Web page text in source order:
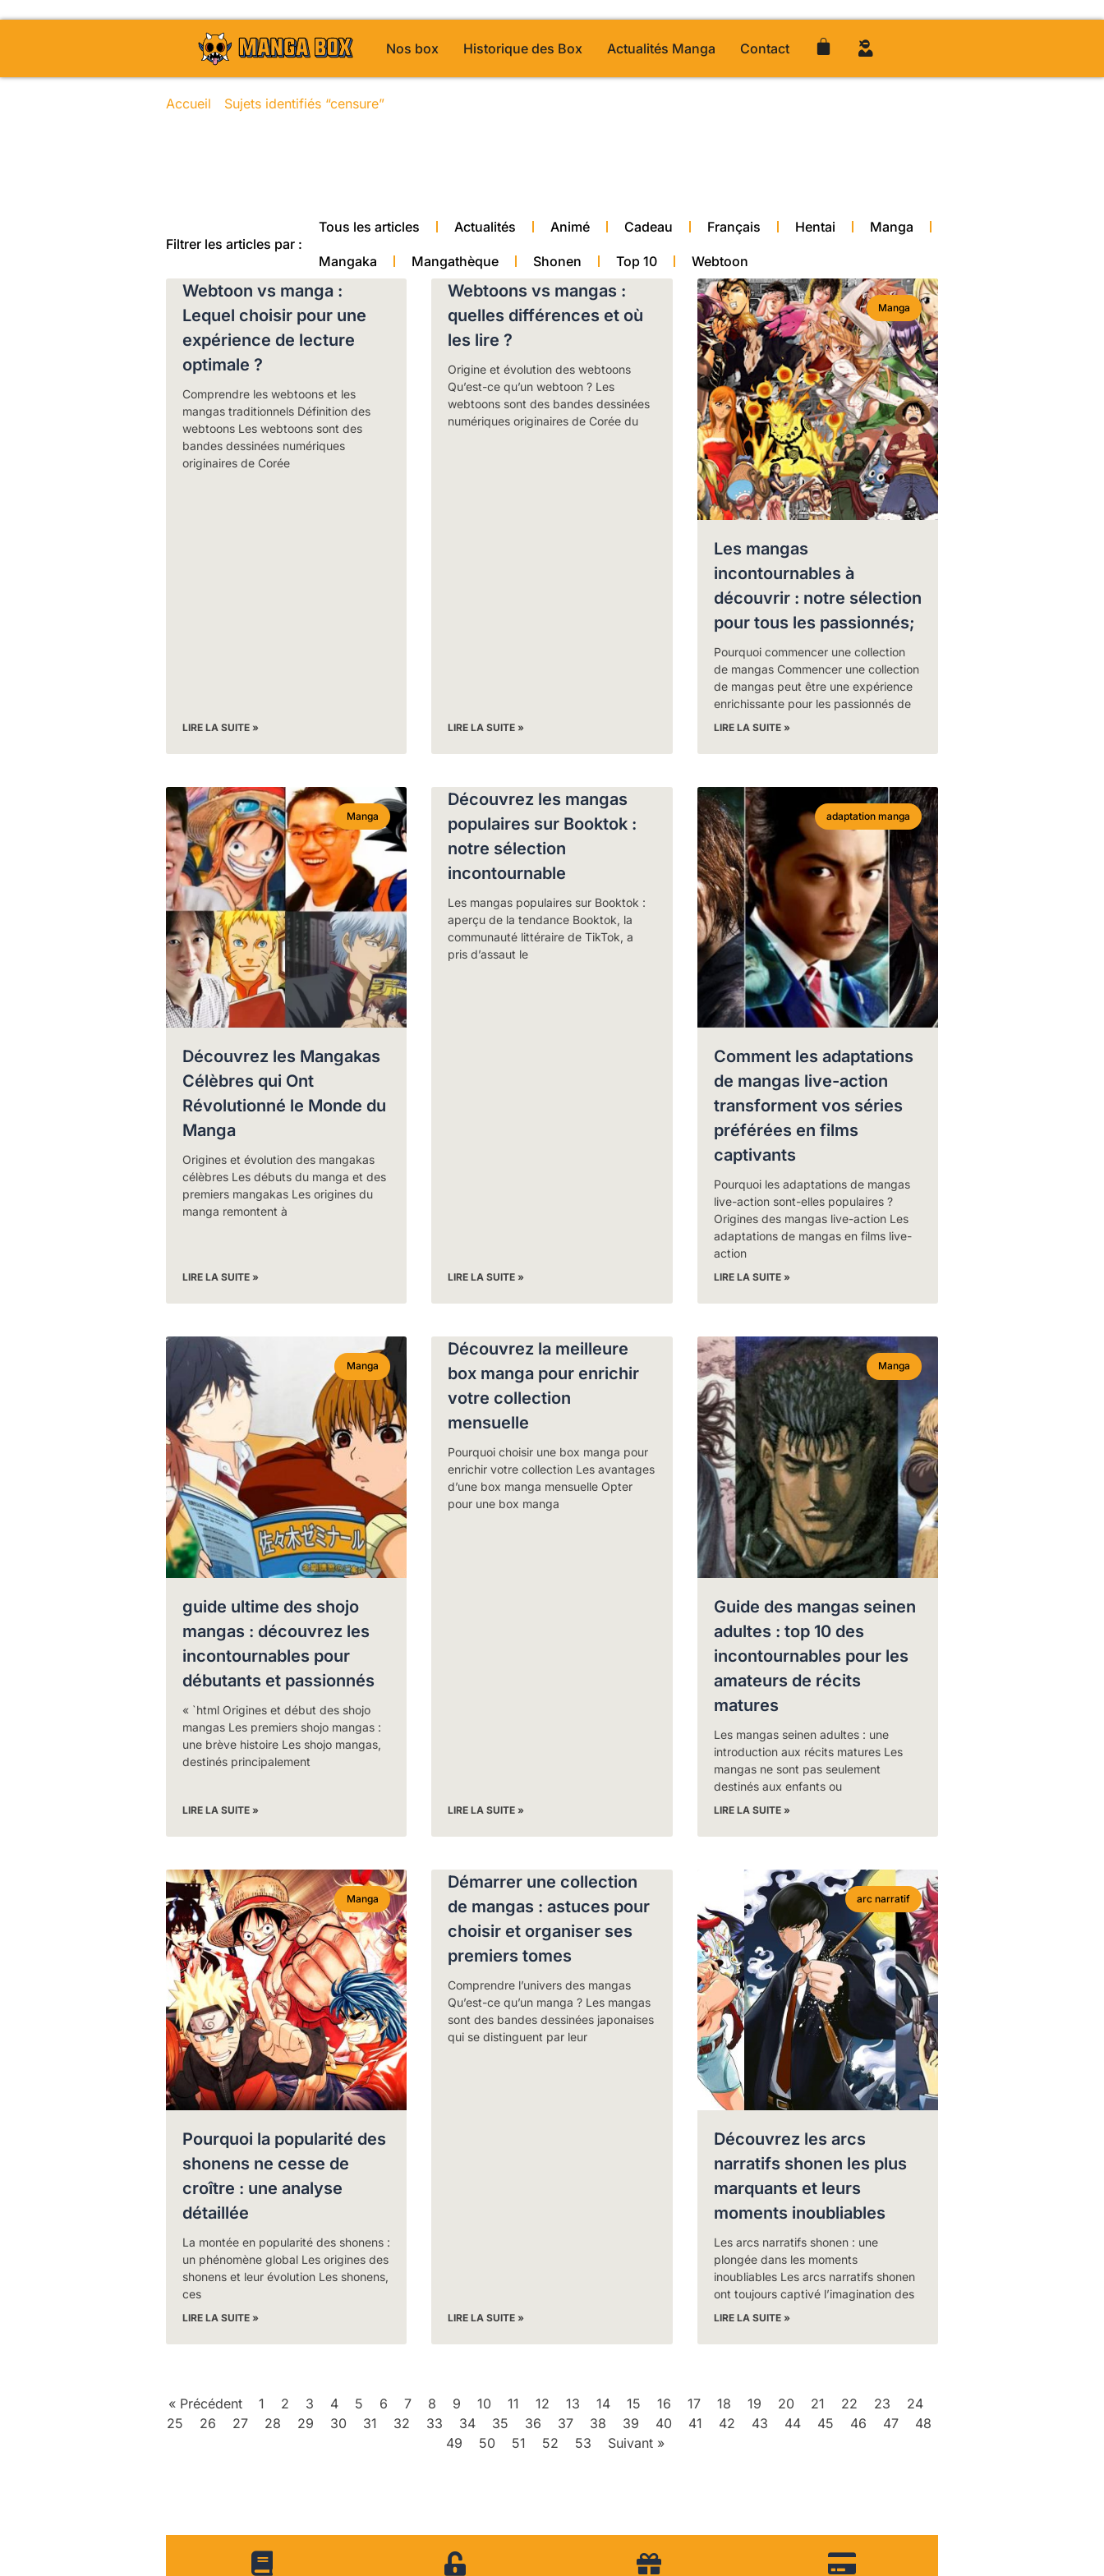
Nos box Historique des Box Actualités Manga Contact
Accueil Sujets identifiés “censure”/ Page 49
Filtrer les articles par :
Tous les articles Actualités Animé Cadeau Français Hentai Manga
Mangaka Mangathèque Shonen Top 10 Webtoon
Webtoon vs manga :
Lequel choisir pour une
expérience de lecture
optimale ?
Comprendre les webtoons et les
mangas traditionnels Définition des
webtoons Les webtoons sont des
bandes dessinées numériques
originaires de Corée
LIRE LA SUITE »
Webtoons vs mangas :
quelles différences et où
les lire ?
Origine et évolution des webtoons
Qu’est-ce qu’un webtoon ? Les
webtoons sont des bandes dessinées
numériques originaires de Corée du
LIRE LA SUITE »
Manga
Les mangas
incontournables à
découvrir : notre sélection
pour tous les passionnés;
Pourquoi commencer une collection
de mangas Commencer une collection
de mangas peut être une expérience
enrichissante pour les passionnés de
LIRE LA SUITE »
Manga
Découvrez les Mangakas
Célèbres qui Ont
Révolutionné le Monde du
Manga
Origines et évolution des mangakas
célèbres Les débuts du manga et des
premiers mangakas Les origines du
manga remontent à
LIRE LA SUITE »
Découvrez les mangas
populaires sur Booktok :
notre sélection
incontournable
Les mangas populaires sur Booktok :
aperçu de la tendance Booktok, la
communauté littéraire de TikTok, a
pris d’assaut le
LIRE LA SUITE »
adaptation manga
Comment les adaptations
de mangas live-action
transforment vos séries
préférées en films
captivants
Pourquoi les adaptations de mangas
live-action sont-elles populaires ?
Origines des mangas live-action Les
adaptations de mangas en films live-
action
LIRE LA SUITE »
Manga
guide ultime des shojo
mangas : découvrez les
incontournables pour
débutants et passionnés
« `html Origines et début des shojo
mangas Les premiers shojo mangas :
une brève histoire Les shojo mangas,
destinés principalement
LIRE LA SUITE »
Découvrez la meilleure
box manga pour enrichir
votre collection
mensuelle
Pourquoi choisir une box manga pour
enrichir votre collection Les avantages
d’une box manga mensuelle Opter
pour une box manga
LIRE LA SUITE »
Manga
Guide des mangas seinen
adultes : top 10 des
incontournables pour les
amateurs de récits
matures
Les mangas seinen adultes : une
introduction aux récits matures Les
mangas ne sont pas seulement
destinés aux enfants ou
LIRE LA SUITE »
Manga
Pourquoi la popularité des
shonens ne cesse de
croître : une analyse
détaillée
La montée en popularité des shonens :
un phénomène global Les origines des
shonens et leur évolution Les shonens,
ces
LIRE LA SUITE »
Démarrer une collection
de mangas : astuces pour
choisir et organiser ses
premiers tomes
Comprendre l’univers des mangas
Qu’est-ce qu’un manga ? Les mangas
sont des bandes dessinées japonaises
qui se distinguent par leur
LIRE LA SUITE »
arc narratif
Découvrez les arcs
narratifs shonen les plus
marquants et leurs
moments inoubliables
Les arcs narratifs shonen : une
plongée dans les moments
inoubliables Les arcs narratifs shonen
ont toujours captivé l’imagination des
LIRE LA SUITE »
« Précédent 1 2 3 4 5 6 7 8 9 10 11 12 13 14 15 16 17 18 19 20 21 22 23
24
25
26 27 28 29 30 31 32 33 34 35 36 37 38 39 40 41 42 43 44 45 46 47
48
49
50 51 52 53 Suivant »